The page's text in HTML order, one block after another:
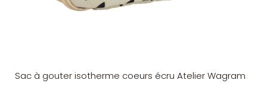
Sac à gouter isotherme coeurs écru Atelier Wagram